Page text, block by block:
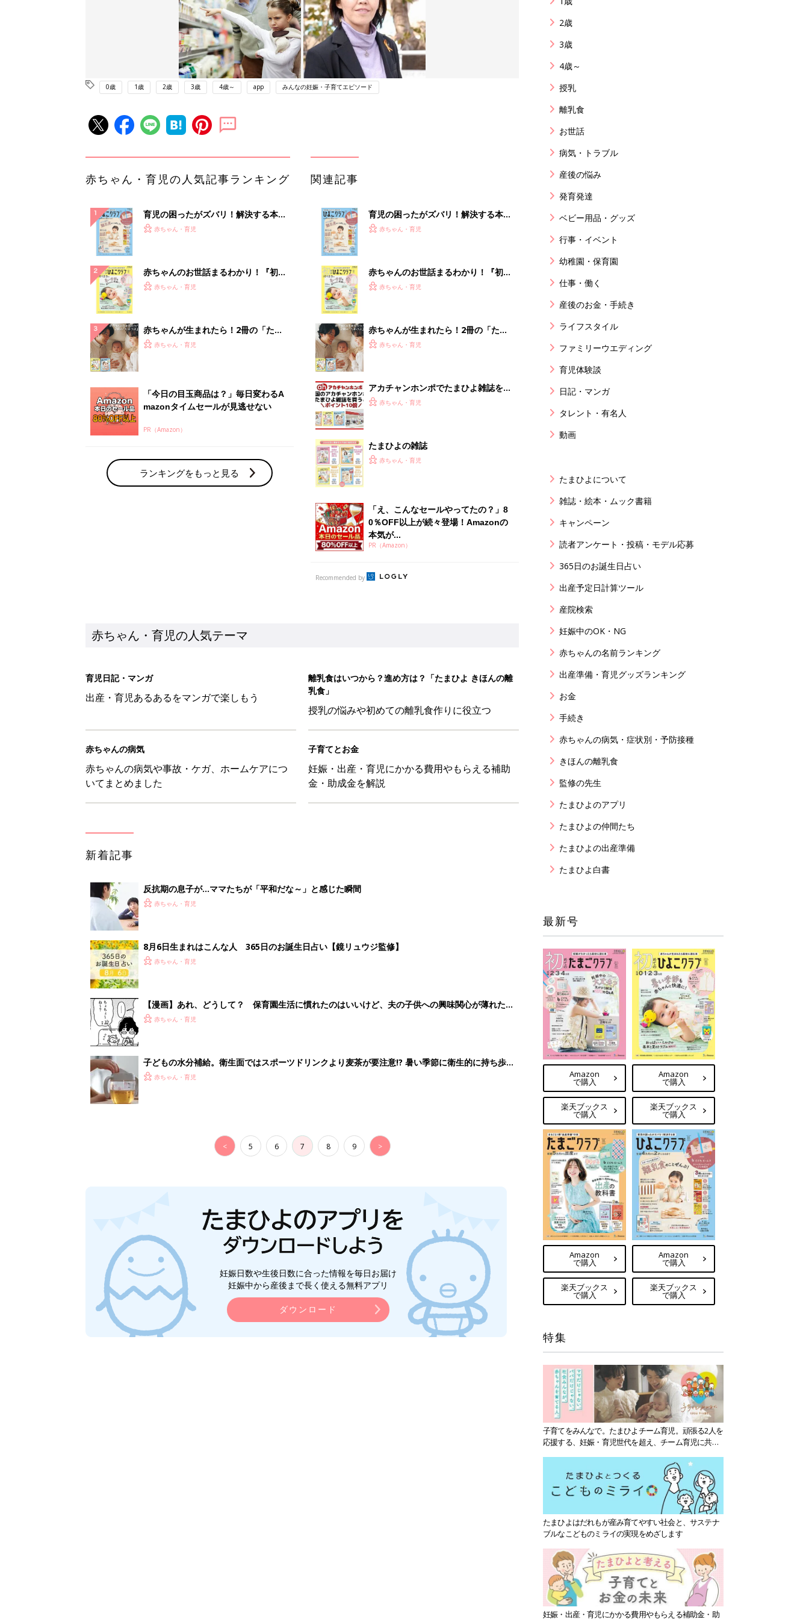
0歳 1歳 2歳 3歳 4歳～ app みんなの妊娠・子育てエピソード
赤ちゃん・育児の人気記事ランキング
育児の困ったがズバリ！解決する本
『ひよこクラブ 秋号』 4カ月～2才
赤ちゃん・育児
赤ちゃんのお世話まるわかり！『初め
てのひよこクラブ 夏号』〈巻頭大特
赤ちゃん・育児
赤ちゃんが生まれたら！2冊の「たま
ひよ」
赤ちゃん・育児
「今日の目玉商品は？」毎日変わるA
mazonタイムセールが見逃せない
PR（Amazon）
ランキングをもっと見る
関連記事
育児の困ったがズバリ！解決する本
『ひよこクラブ 秋号』 4カ月～2才
赤ちゃん・育児
赤ちゃんのお世話まるわかり！『初め
てのひよこクラブ 夏号』〈巻頭大特
赤ちゃん・育児
赤ちゃんが生まれたら！2冊の「たま
ひよ」
赤ちゃん・育児
アカチャンホンポでたまひよ雑誌を買
うとポイント10倍【期間限定】
赤ちゃん・育児
たまひよの雑誌
赤ちゃん・育児
「え、こんなセールやってたの？」8
0％OFF以上が続々登場！Amazonの
本気が...
PR（Amazon）
Recommended by
赤ちゃん・育児の人気テーマ
育児日記・マンガ
出産・育児あるあるをマンガで楽しもう
離乳食はいつから？進め方は？「たまひよ きほんの離
乳食」
授乳の悩みや初めての離乳食作りに役立つ
赤ちゃんの病気
赤ちゃんの病気や事故・ケガ、ホームケアにつ
いてまとめました
子育てとお金
妊娠・出産・育児にかかる費用やもらえる補助
金・助成金を解説
新着記事
反抗期の息子が...ママたちが「平和だな～」と感じた瞬間
赤ちゃん・育児
8月6日生まれはこんな人 365日のお誕生日占い【鏡リュウジ監修】
赤ちゃん・育児
【漫画】あれ、どうして？ 保育園生活に慣れたのはいいけど、夫の子供への興味関心が薄れた気
がする……！『ふうふう子育て ＃91』
赤ちゃん・育児
子どもの水分補給。衛生面ではスポーツドリンクより麦茶が要注意!? 暑い季節に衛生的に持ち歩
く3つのコツとは？【専門家監修】
赤ちゃん・育児
< 5 6 7 8 9 >
妊娠日数や生後日数に合った情報を毎日お届け
妊娠中から産後まで長く使える無料アプリ
ダウンロード
2歳
3歳
4歳～
授乳
離乳食
お世話
病気・トラブル
産後の悩み
発育発達
ベビー用品・グッズ
行事・イベント
幼稚園・保育園
仕事・働く
産後のお金・手続き
ライフスタイル
ファミリーウエディング
育児体験談
日記・マンガ
タレント・有名人
動画
たまひよについて
雑誌・絵本・ムック書籍
キャンペーン
読者アンケート・投稿・モデル応募
365日のお誕生日占い
出産予定日計算ツール
産院検索
妊娠中のOK・NG
赤ちゃんの名前ランキング
出産準備・育児グッズランキング
お金
手続き
赤ちゃんの病気・症状別・予防接種
きほんの離乳食
監修の先生
たまひよのアプリ
たまひよの仲間たち
たまひよの出産準備
たまひよ白書
最新号
Amazon
で購入
楽天ブックス
で購入
Amazon
で購入
楽天ブックス
で購入
Amazon
で購入
楽天ブックス
で購入
Amazon
で購入
楽天ブックス
で購入
特集
子育てをみんなで。たまひよチーム育児。頑張る2人を
応援する、妊娠・育児世代を超え、チーム育児に共感
たまひよはだれもが産み育てやすい社会と、サステナ
ブルなこどものミライの実現をめざします
妊娠・出産・育児にかかる費用やもらえる補助金・助